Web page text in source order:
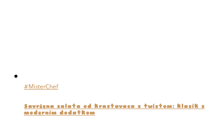
#MisterChef
Savršena salata od krastavaca s twistom: klasik s
modernim dodatkom